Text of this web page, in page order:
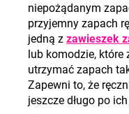
niepożądanym
przyjemny zapach
jedną z zawieszek
lub komodzie, które
utrzymać zapach
Zapewni to, że
jeszcze długo po